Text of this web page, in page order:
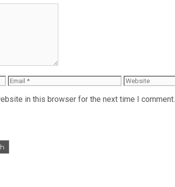
Email Website
in this browser for the next time I comment.